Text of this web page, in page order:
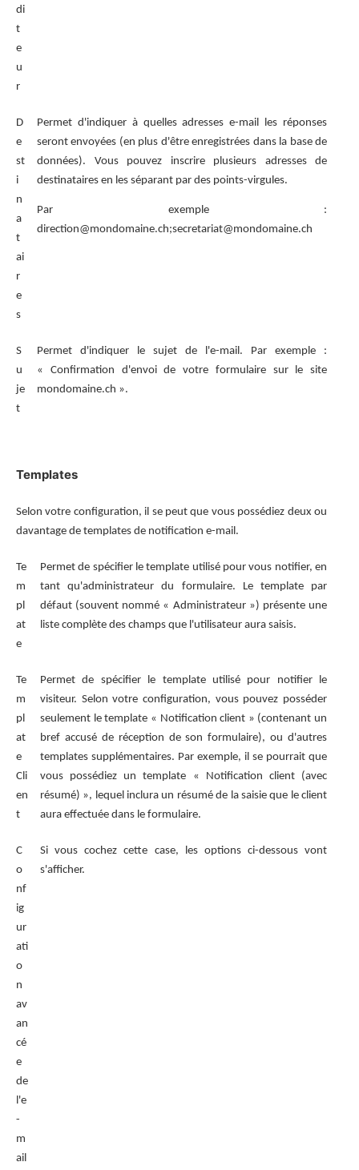
di
t
e
u
r
D
e
st
i
n
a
t
ai
r
e
s
Permet d'indiquer à quelles adresses e-mail les réponses
seront envoyées (en plus d'être enregistrées dans la base de
données). Vous pouvez inscrire plusieurs adresses de
destinataires en les séparant par des points-virgules.
Par exemple :
direction@mondomaine.ch;secretariat@mondomaine.ch
S
u
je
t
Permet d'indiquer le sujet de l'e-mail. Par exemple :
« Confirmation d'envoi de votre formulaire sur le site
mondomaine.ch ».
Templates
Selon votre configuration, il se peut que vous possédiez deux ou
davantage de templates de notification e-mail.
Te
m
pl
at
e
Permet de spécifier le template utilisé pour vous notifier, en
tant qu'administrateur du formulaire. Le template par
défaut (souvent nommé « Administrateur ») présente une
liste complète des champs que l'utilisateur aura saisis.
Te
m
pl
at
e
Cli
en
t
Permet de spécifier le template utilisé pour notifier le
visiteur. Selon votre configuration, vous pouvez posséder
seulement le template « Notification client » (contenant un
bref accusé de réception de son formulaire), ou d'autres
templates supplémentaires. Par exemple, il se pourrait que
vous possédiez un template « Notification client (avec
résumé) », lequel inclura un résumé de la saisie que le client
aura effectuée dans le formulaire.
C
o
nf
ig
ur
ati
o
n
av
an
cé
e
de
l'e
-
m
ail
Si vous cochez cette case, les options ci-dessous vont
s'afficher.